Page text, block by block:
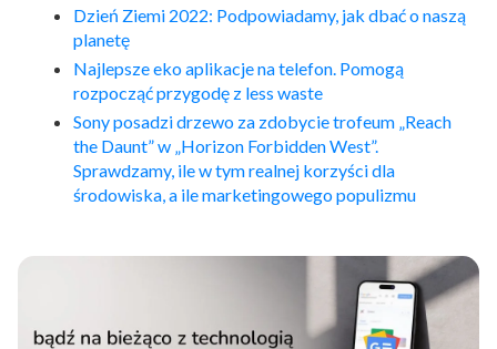
Dzień Ziemi 2022: Podpowiadamy, jak dbać o naszą
planetę
Najlepsze eko aplikacje na telefon. Pomogą
rozpocząć przygodę z less waste
Sony posadzi drzewo za zdobycie trofeum „Reach
the Daunt” w „Horizon Forbidden West”.
Sprawdzamy, ile w tym realnej korzyści dla
środowiska, a ile marketingowego populizmu